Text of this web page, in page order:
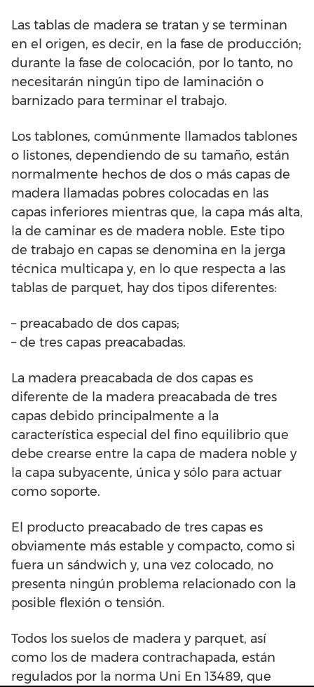
Las tablas de madera se tratan y se terminan
en el origen, es decir, en la fase de producción;
durante la fase de colocación, por lo tanto, no
necesitarán ningún tipo de laminación o
barnizado para terminar el trabajo.
Los tablones, comúnmente llamados tablones
o listones, dependiendo de su tamaño, están
normalmente hechos de dos o más capas de
madera llamadas pobres colocadas en las
capas inferiores mientras que, la capa más alta,
la de caminar es de madera noble. Este tipo
de trabajo en capas se denomina en la jerga
técnica multicapa y, en lo que respecta a las
tablas de parquet, hay dos tipos diferentes:
– preacabado de dos capas;
– de tres capas preacabadas.
La madera preacabada de dos capas es
diferente de la madera preacabada de tres
capas debido principalmente a la
característica especial del fino equilibrio que
debe crearse entre la capa de madera noble y
la capa subyacente, única y sólo para actuar
como soporte.
El producto preacabado de tres capas es
obviamente más estable y compacto, como si
fuera un sándwich y, una vez colocado, no
presenta ningún problema relacionado con la
posible flexión o tensión.
Todos los suelos de madera y parquet, así
como los de madera contrachapada, están
regulados por la norma Uni En 13489, que